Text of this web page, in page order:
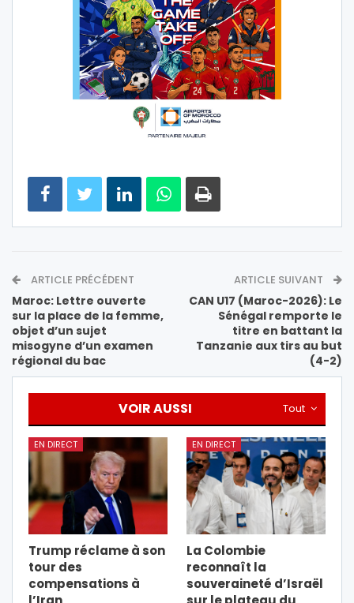
ARTICLE PRÉCÉDENT
Maroc: Lettre ouverte
sur la place de la femme,
objet d’un sujet
misogyne d’un examen
régional du bac
ARTICLE SUIVANT
CAN U17 (Maroc-2026): Le
Sénégal remporte le
titre en battant la
Tanzanie aux tirs au but
(4-2)
Tout
VOIR AUSSI
EN DIRECT
Trump réclame à son
tour des
compensations à
EN DIRECT
La Colombie
reconnaît la
souveraineté d’Israël